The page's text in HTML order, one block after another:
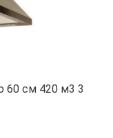
60 см 420 м3 3